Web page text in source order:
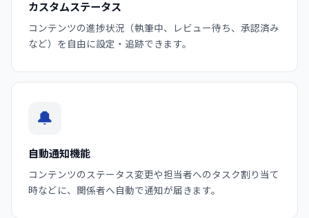
カスタムステータス
コンテンツの進捗状況（執筆中、レビュー待ち、承認済み
など）を自由に設定・追跡できます。
🔔
自動通知機能
コンテンツのステータス変更や担当者へのタスク割り当て
時などに、関係者へ自動で通知が届きます。